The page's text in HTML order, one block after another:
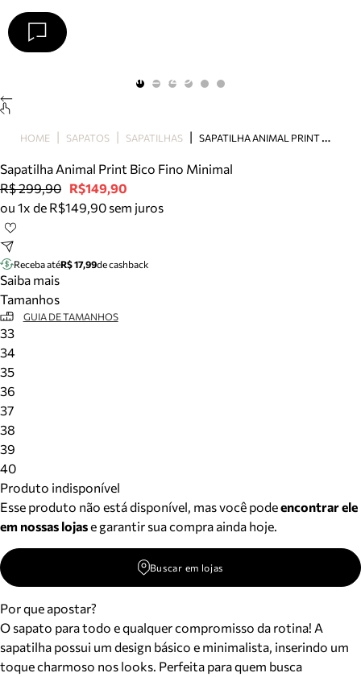
Papete
Scarpin
Mocassim
Bolsa
Tênis
Mule
Rasteira
Precisa de ajuda?
Arezzo
HOME SAPATOS SAPATILHAS S
APATILHA ANIMAL PRINT BICO FINO MINIMAL
Sapatilha Animal Print Bico Fino Minimal
R$ 299,90 R$149,90
ou 1x de R$149,90 sem juros
Receba atéR$ 17,99de cashback
Saiba mais
Tamanhos
GUIA DE TAMANHOS
33
34
35
36
37
38
39
40
Produto indisponível
Esse produto não está disponível, mas você podeencontrar ele
em nossas lojase garantir sua compra ainda hoje.
Buscar em lojas
Por que apostar?
O sapato para todo e qualquer compromisso da rotina! A
sapatilha possui um design básico e minimalista, inserindo um
toque charmoso nos looks. Perfeita para quem busca